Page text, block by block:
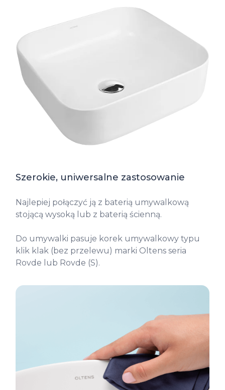
Szerokie, uniwersalne zastosowanie
Najlepiej połączyć ją z baterią umywalkową
stojącą wysoką lub z baterią ścienną.
Do umywalki pasuje korek umywalkowy typu
klik klak (bez przelewu) marki Oltens seria
Rovde lub Rovde (S).